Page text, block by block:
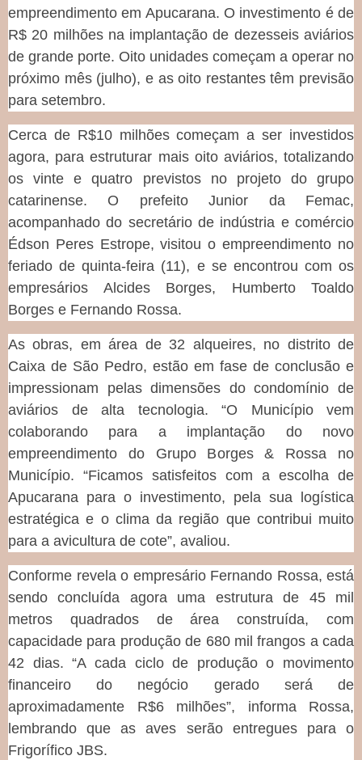
empreendimento em Apucarana. O investimento é de
R$ 20 milhões na implantação de dezesseis aviários
de grande porte. Oito unidades começam a operar no
próximo mês (julho), e as oito restantes têm previsão
para setembro.
Cerca de R$10 milhões começam a ser investidos
agora, para estruturar mais oito aviários, totalizando
os vinte e quatro previstos no projeto do grupo
catarinense. O prefeito Junior da Femac,
acompanhado do secretário de indústria e comércio
Édson Peres Estrope, visitou o empreendimento no
feriado de quinta-feira (11), e se encontrou com os
empresários Alcides Borges, Humberto Toaldo
Borges e Fernando Rossa.
As obras, em área de 32 alqueires, no distrito de
Caixa de São Pedro, estão em fase de conclusão e
impressionam pelas dimensões do condomínio de
aviários de alta tecnologia. “O Município vem
colaborando para a implantação do novo
empreendimento do Grupo Borges & Rossa no
Município. “Ficamos satisfeitos com a escolha de
Apucarana para o investimento, pela sua logística
estratégica e o clima da região que contribui muito
para a avicultura de cote”, avaliou.
Conforme revela o empresário Fernando Rossa, está
sendo concluída agora uma estrutura de 45 mil
metros quadrados de área construída, com
capacidade para produção de 680 mil frangos a cada
42 dias. “A cada ciclo de produção o movimento
financeiro do negócio gerado será de
aproximadamente R$6 milhões”, informa Rossa,
lembrando que as aves serão entregues para o
Frigorífico JBS.